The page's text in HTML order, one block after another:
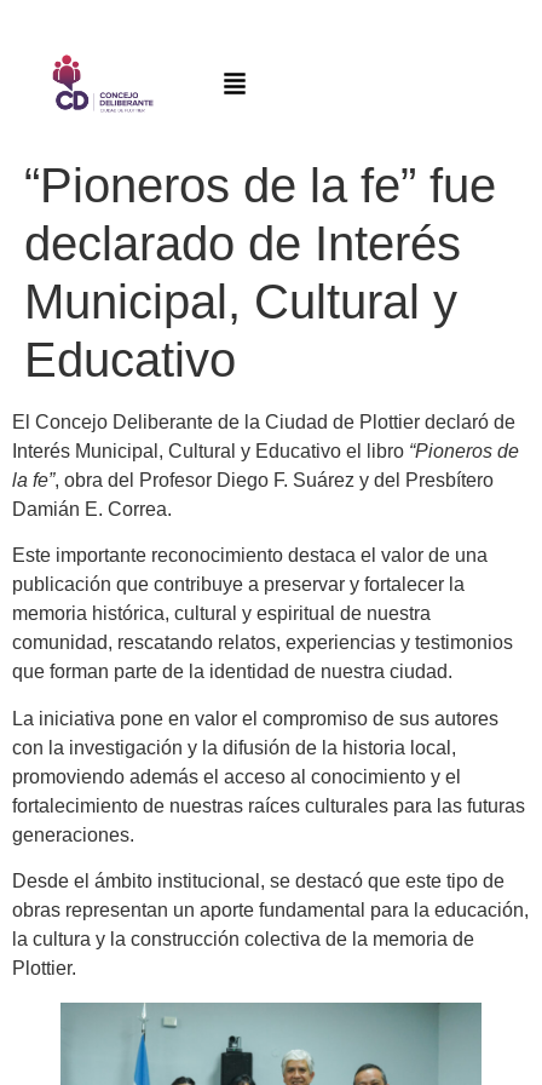
“Pioneros de la fe” fue
declarado de Interés
Municipal, Cultural y
Educativo
El Concejo Deliberante de la Ciudad de Plottier declaró de
Interés Municipal, Cultural y Educativo el libro “Pioneros de
la fe”, obra del Profesor Diego F. Suárez y del Presbítero
Damián E. Correa.
Este importante reconocimiento destaca el valor de una
publicación que contribuye a preservar y fortalecer la
memoria histórica, cultural y espiritual de nuestra
comunidad, rescatando relatos, experiencias y testimonios
que forman parte de la identidad de nuestra ciudad.
La iniciativa pone en valor el compromiso de sus autores
con la investigación y la difusión de la historia local,
promoviendo además el acceso al conocimiento y el
fortalecimiento de nuestras raíces culturales para las futuras
generaciones.
Desde el ámbito institucional, se destacó que este tipo de
obras representan un aporte fundamental para la educación,
la cultura y la construcción colectiva de la memoria de
Plottier.